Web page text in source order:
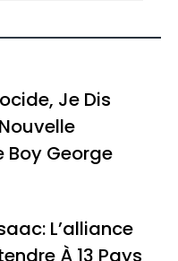
Je Dis
Boy George
L’alliance
À 13 Pays